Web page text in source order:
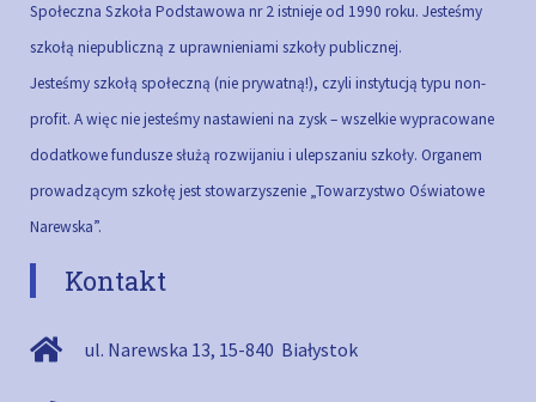
Społeczna Szkoła Podstawowa nr 2 istnieje od 1990 roku. Jesteśmy
szkołą niepubliczną z uprawnieniami szkoły publicznej.
Jesteśmy szkołą społeczną (nie prywatną!), czyli instytucją typu non-
profit. A więc nie jesteśmy nastawieni na zysk – wszelkie wypracowane
dodatkowe fundusze służą rozwijaniu i ulepszaniu szkoły. Organem
prowadzącym szkołę jest stowarzyszenie „Towarzystwo Oświatowe
Narewska”.
Kontakt
ul. Narewska 13, 15-840 Białystok